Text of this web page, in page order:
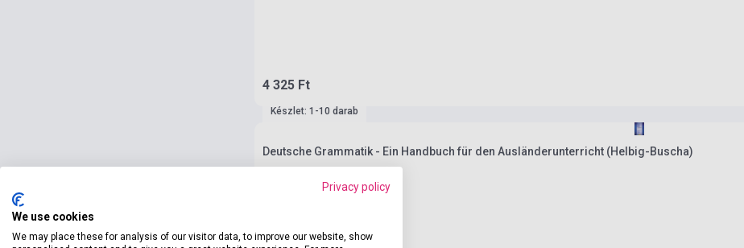
4 325 Ft
Készlet: 1-10 darab
Deutsche Grammatik - Ein Handbuch für den Ausländerunterricht (Helbig-Buscha)
Privacy policy
We use cookies
We may place these for analysis of our visitor data, to improve our website, show